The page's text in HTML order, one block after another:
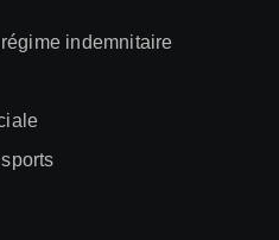
indemnitaire